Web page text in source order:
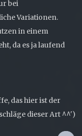
bei
Variationen.
in einem
da es ja laufend
das hier ist der
dieser Art ^^')